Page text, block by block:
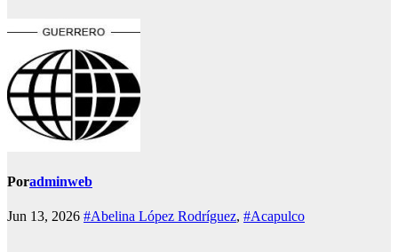
Poradminweb
Jun 13, 2026 #Abelina López Rodríguez, #Acapulco